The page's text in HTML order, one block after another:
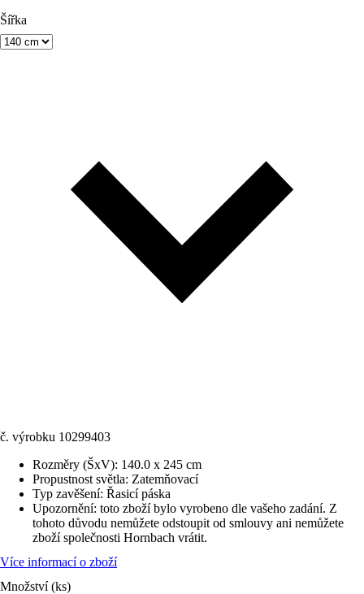
Šířka
č. výrobku 10299403
Rozměry (ŠxV): 140.0 x 245 cm
Propustnost světla: Zatemňovací
Typ zavěšení: Řasicí páska
Upozornění: toto zboží bylo vyrobeno dle vašeho zadání. Z
tohoto důvodu nemůžete odstoupit od smlouvy ani nemůžete
zboží společnosti Hornbach vrátit.
Více informací o zboží
Množství (ks)